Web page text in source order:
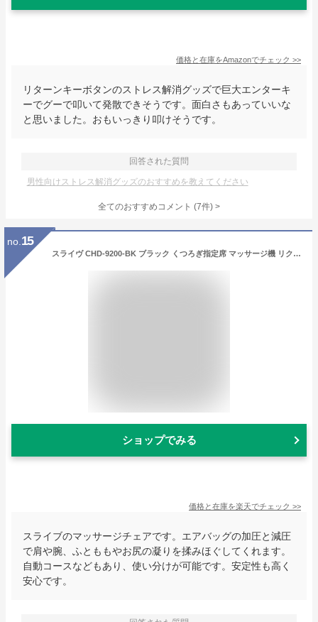
価格と在庫をAmazonでチェック >>
リターンキーボタンのストレス解消グッズで巨大エンターキ
ーでグーで叩いて発散できそうです。面白さもあっていいな
と思いました。おもいっきり叩けそうです。
回答された質問
男性向けストレス解消グッズのおすすめを教えてください
全てのおすすめコメント (7件) >
no. 15
スライヴ CHD-9200-BK ブラック くつろぎ指定席 マッサージ機 リクライニング コンパクト マッサージ器 疲労 筋肉疲労 首 腰 腕 脚 土踏まず マッサージチェア【代引き不可】
ショップでみる
価格と在庫を楽天でチェック >>
スライブのマッサージチェアです。エアバッグの加圧と減圧
で肩や腕、ふとももやお尻の凝りを揉みほぐしてくれます。
自動コースなどもあり、使い分けが可能です。安定性も高く
安心です。